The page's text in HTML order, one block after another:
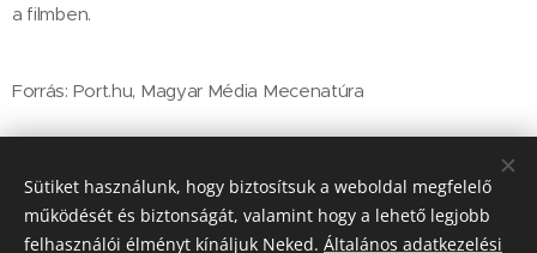
a filmben.
Forrás: Port.hu, Magyar Média Mecenatúra
Share
Sütiket használunk, hogy biztosítsuk a weboldal megfelelő
működését és biztonságát, valamint hogy a lehető legjobb
felhasználói élményt kínáljuk Neked. Általános adatkezelési